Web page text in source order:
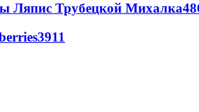
Ляпис Трубецкой Михалка
3911